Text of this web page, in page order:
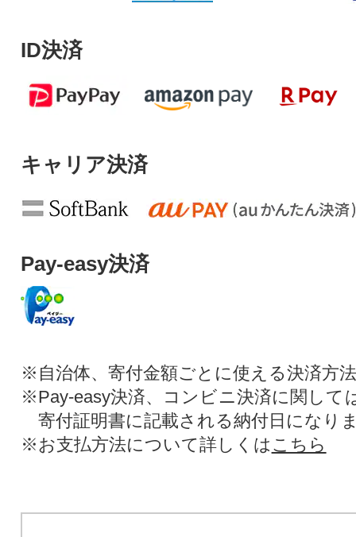
ID決済
キャリア決済
Pay-easy決済
※自治体、寄付金額ごとに使える決済方
※Pay-easy決済、コンビニ決済に関して
寄付証明書に記載される納付日になり
※お支払方法について詳しくは こちら